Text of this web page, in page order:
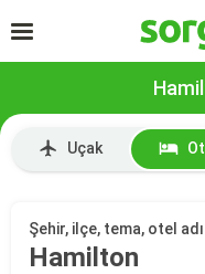
Uçak
Şehir, ilçe, tema, otel
Hamilton